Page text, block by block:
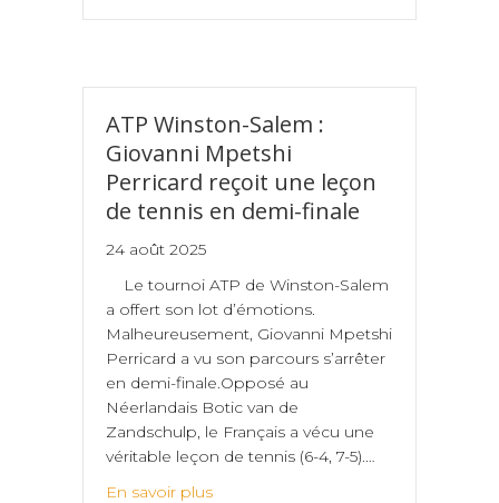
ATP Winston-Salem :
Giovanni Mpetshi
Perricard reçoit une leçon
de tennis en demi-finale
24 août 2025
Le tournoi ATP de Winston-Salem
a offert son lot d’émotions.
Malheureusement, Giovanni Mpetshi
Perricard a vu son parcours s’arrêter
en demi-finale.Opposé au
Néerlandais Botic van de
Zandschulp, le Français a vécu une
véritable leçon de tennis (6-4, 7-5).…
En savoir plus